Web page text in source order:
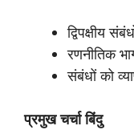
द्विपक्षीय
रणनीतिक
संबंधों को
प्रमुखचर्चाबिंदु